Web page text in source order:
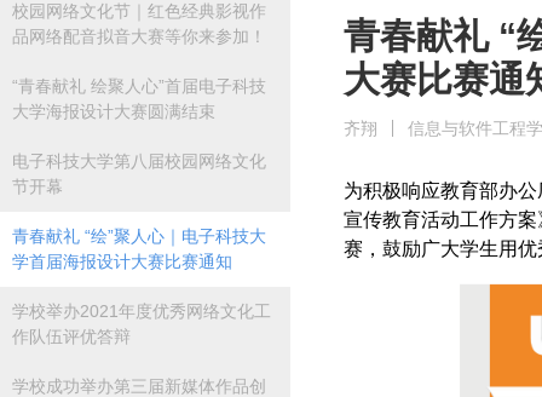
校园网络文化节｜红色经典影视作
品网络配音拟音大赛等你来参加！
“青春献礼 绘聚人心”首届电子科技
大学海报设计大赛圆满结束
电子科技大学第八届校园网络文化
节开幕
青春献礼 “绘”聚人心｜电子科技大
学首届海报设计大赛比赛通知
学校举办2021年度优秀网络文化工
作队伍评优答辩
学校成功举办第三届新媒体作品创
青春献礼 “
大赛比赛通
齐翔 信息与软件工程
为积极响应教育部办
宣传教育活动工作方案
赛，鼓励广大学生用